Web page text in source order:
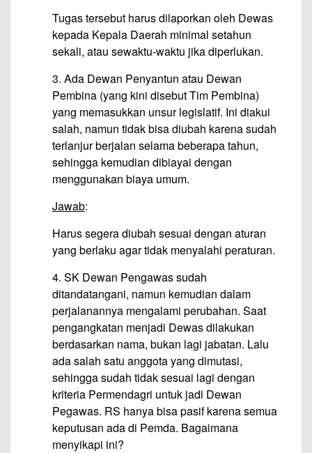
Tugas tersebut harus dilaporkan oleh Dewas
kepada Kepala Daerah minimal setahun
sekali, atau sewaktu-waktu jika diperlukan.
3. Ada Dewan Penyantun atau Dewan
Pembina (yang kini disebut Tim Pembina)
yang memasukkan unsur legislatif. Ini diakui
salah, namun tidak bisa diubah karena sudah
terlanjur berjalan selama beberapa tahun,
sehingga kemudian dibiayai dengan
menggunakan biaya umum.
Jawab:
Harus segera diubah sesuai dengan aturan
yang berlaku agar tidak menyalahi peraturan.
4. SK Dewan Pengawas sudah
ditandatangani, namun kemudian dalam
perjalanannya mengalami perubahan. Saat
pengangkatan menjadi Dewas dilakukan
berdasarkan nama, bukan lagi jabatan. Lalu
ada salah satu anggota yang dimutasi,
sehingga sudah tidak sesuai lagi dengan
kriteria Permendagri untuk jadi Dewan
Pegawas. RS hanya bisa pasif karena semua
keputusan ada di Pemda. Bagaimana
menyikapi ini?